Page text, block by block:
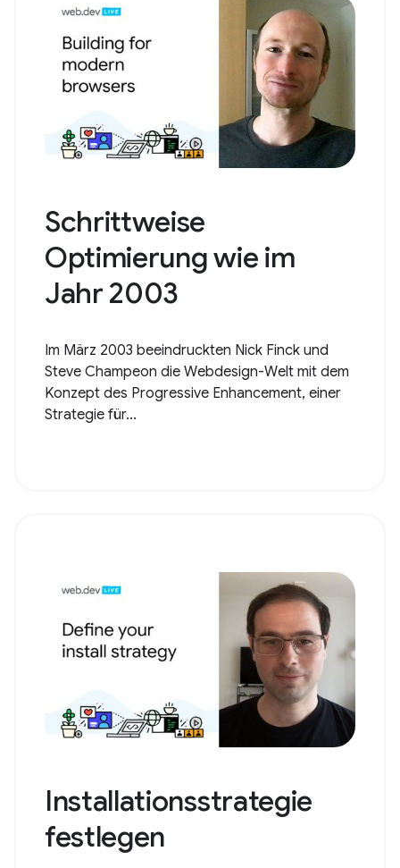
Schrittweise
Optimierung wie im
Jahr 2003
Im März 2003 beeindruckten Nick Finck und
Steve Champeon die Webdesign-Welt mit dem
Konzept des Progressive Enhancement, einer
Strategie für...
Installationsstrategie
festlegen